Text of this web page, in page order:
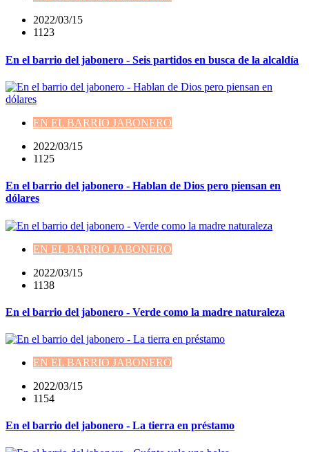
2022/03/15
1123
En el barrio del jabonero - Seis partidos en busca de la alcaldía
EN EL BARRIO JABONERO
2022/03/15
1125
En el barrio del jabonero - Hablan de Dios pero piensan en
dólares
EN EL BARRIO JABONERO
2022/03/15
1138
En el barrio del jabonero - Verde como la madre naturaleza
EN EL BARRIO JABONERO
2022/03/15
1154
En el barrio del jabonero - La tierra en préstamo